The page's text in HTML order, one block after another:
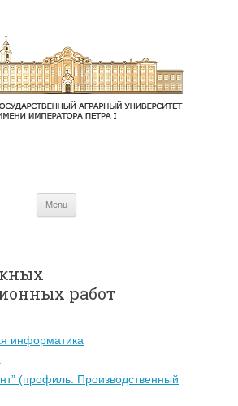
Menu
работ
информатика
(профиль: Производственный